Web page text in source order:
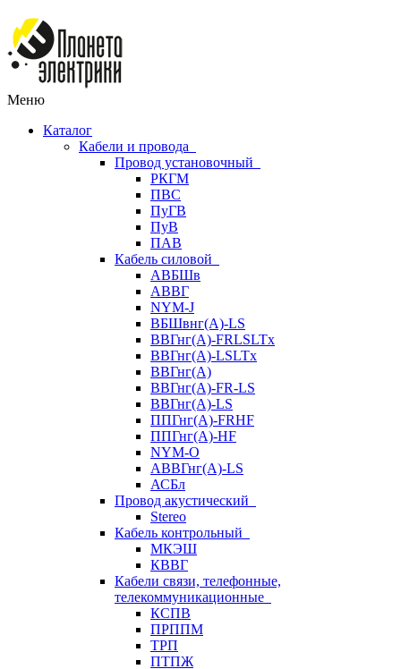
Меню
Каталог
Кабели и провода
Провод установочный
РКГМ
ПВС
ПуГВ
ПуВ
ПАВ
Кабель силовой
АВБШв
АВВГ
NYM-J
ВБШвнг(А)-LS
ВВГнг(A)-FRLSLTx
ВВГнг(A)-LSLTx
ВВГнг(А)
ВВГнг(А)-FR-LS
ВВГнг(А)-LS
ППГнг(А)-FRHF
ППГнг(А)-HF
NYM-O
АВВГнг(А)-LS
АСБл
Провод акустический
Stereo
Кабель контрольный
МКЭШ
КВВГ
Кабели связи, телефонные,
телекоммуникационные
КСПВ
ПРППМ
ТРП
ПТПЖ